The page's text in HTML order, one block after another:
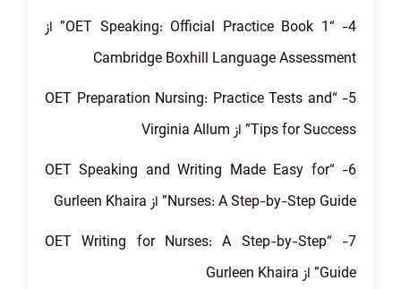
4- “OET Speaking: Official Practice Book 1” از
Cambridge Boxhill Language Assessment
5- “OET Preparation Nursing: Practice Tests and
Tips for Success” از Virginia Allum
6- “OET Speaking and Writing Made Easy for
Nurses: A Step-by-Step Guide” از Gurleen Khaira
7- “OET Writing for Nurses: A Step-by-Step
Guide” از Gurleen Khaira